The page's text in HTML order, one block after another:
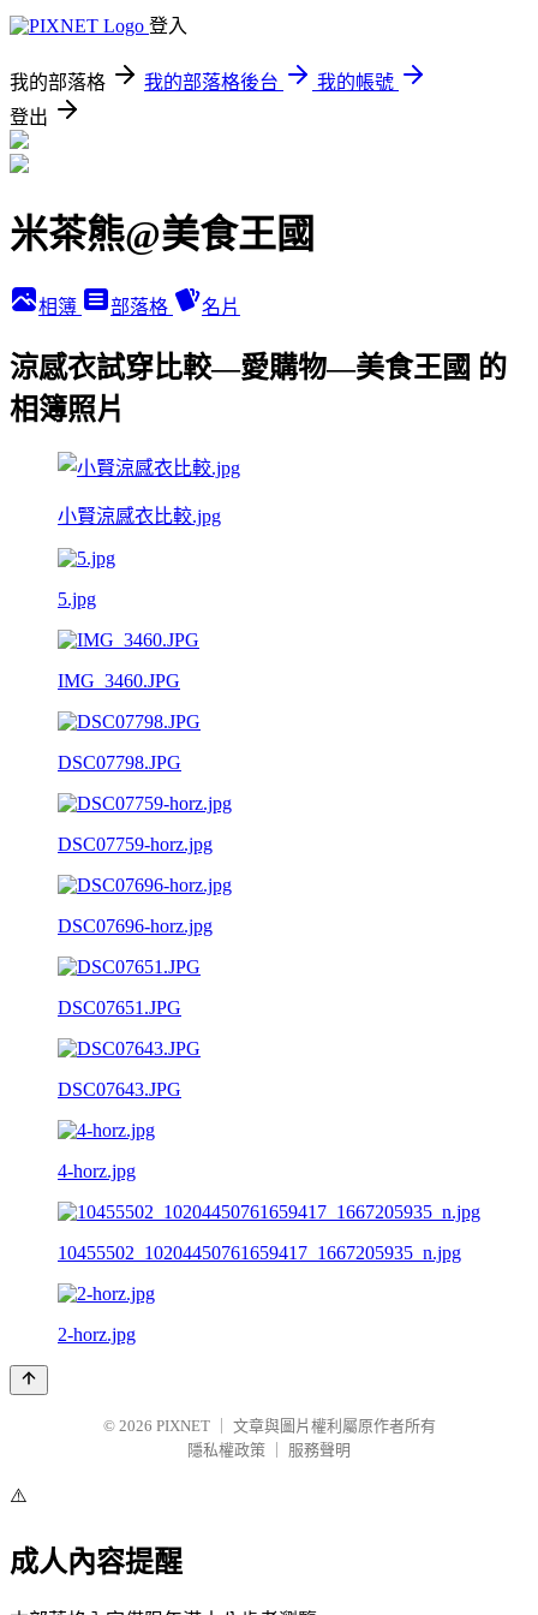
登入
我的部落格 我的部落格後台
我的帳號
登出
米茶熊@美食王國
相簿 部落格 名片
涼感衣試穿比較—愛購物—美食王國 的
相簿照片
小賢涼感衣比較.jpg
5.jpg
IMG_3460.JPG
DSC07798.JPG
DSC07759-horz.jpg
DSC07696-horz.jpg
DSC07651.JPG
DSC07643.JPG
4-horz.jpg
10455502_10204450761659417_1667205935_n.jpg
2-horz.jpg
© 2026 PIXNET
文章與圖片權利屬原作者所有
隱私權政策
服務聲明
⚠️
成人內容提醒